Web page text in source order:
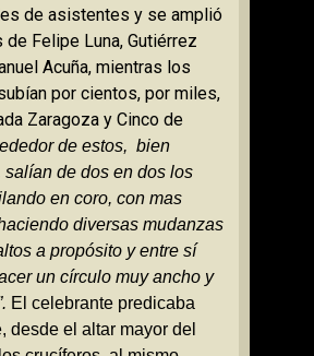
de asistentes y se amplió
de Felipe Luna, Gutiérrez
Acuña, mientras los
por cientos, por miles,
Zaragoza y Cinco de
de estos, bien
salían de dos en dos los
en coro, con mas
diversas mudanzas
a propósito y entre sí
un círculo muy ancho y
El celebrante predicaba
desde el altar mayor del